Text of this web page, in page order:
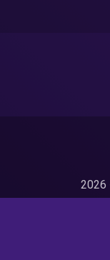
2026